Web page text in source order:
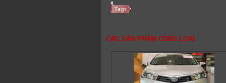
CÁC SẢN PHẨM CÙNG LOẠI